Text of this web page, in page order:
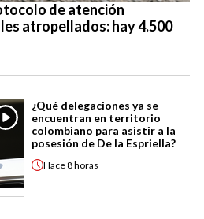
de atención
atropellados: hay 4.500
¿Qué delegaciones ya se
encuentran en territorio
colombiano para asistir a la
posesión de De la Espriella?
Hace8 horas